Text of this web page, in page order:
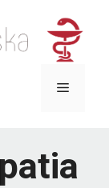
Menu